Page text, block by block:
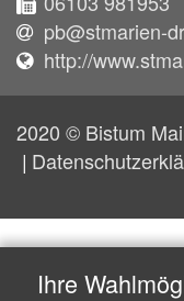
pb@stmarien-
http://
2020 © Bistum
Ihre